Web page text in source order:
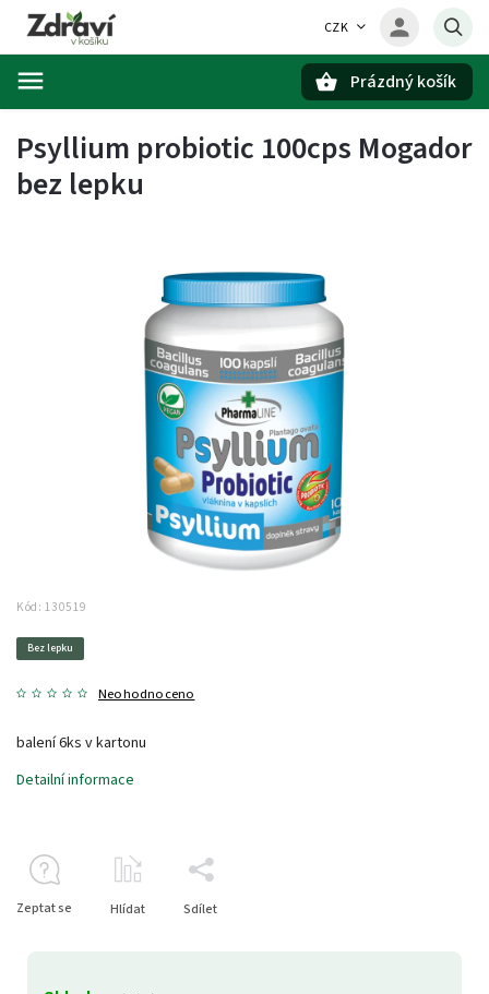
CZK
Prázdný košík
Psyllium probiotic 100cps Mogador
bez lepku
Kód: 130519
Bez lepku
Neohodnoceno
balení 6ks v kartonu
Detailní informace
Zeptat se Hlídat Sdílet